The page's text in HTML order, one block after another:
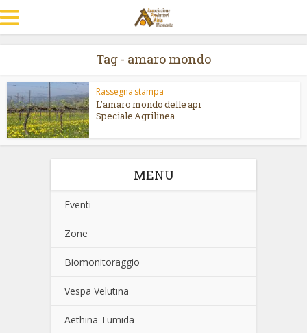
Tag - amaro mondo
Rassegna stampa
L’amaro mondo delle api
Speciale Agrilinea
MENU
Eventi
Zone
Biomonitoraggio
Vespa Velutina
Aethina Tumida